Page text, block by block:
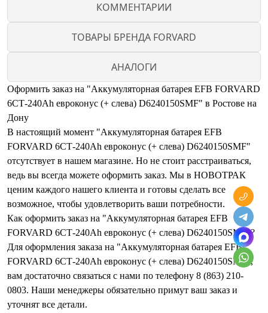
КОММЕНТАРИИ
ТОВАРЫ БРЕНДА FORVARD
АНАЛОГИ
Оформить заказ на "Аккумуляторная батарея EFB FORVARD
6СТ-240Ah евроконус (+ слева) D6240150SMF" в Ростове на
Дону
В настоящий момент "Аккумуляторная батарея EFB
FORVARD 6СТ-240Ah евроконус (+ слева) D6240150SMF"
отсутствует в нашем магазине. Но не стоит расстраиваться,
ведь вы всегда можете оформить заказ. Мы в НОВОТРАК
ценим каждого нашего клиента и готовы сделать все
возможное, чтобы удовлетворить ваши потребности.
Как оформить заказ на "Аккумуляторная батарея EFB
FORVARD 6СТ-240Ah евроконус (+ слева) D6240150SMF"?
Для оформления заказа на "Аккумуляторная батарея EFB
FORVARD 6СТ-240Ah евроконус (+ слева) D6240150SMF",
вам достаточно связаться с нами по телефону 8 (863) 210-
0803. Наши менеджеры обязательно примут ваш заказ и
уточнят все детали.